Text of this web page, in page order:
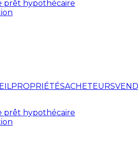
prêt hypothécaire
PROPRIÉTÉSACHETEURS
prêt hypothécaire